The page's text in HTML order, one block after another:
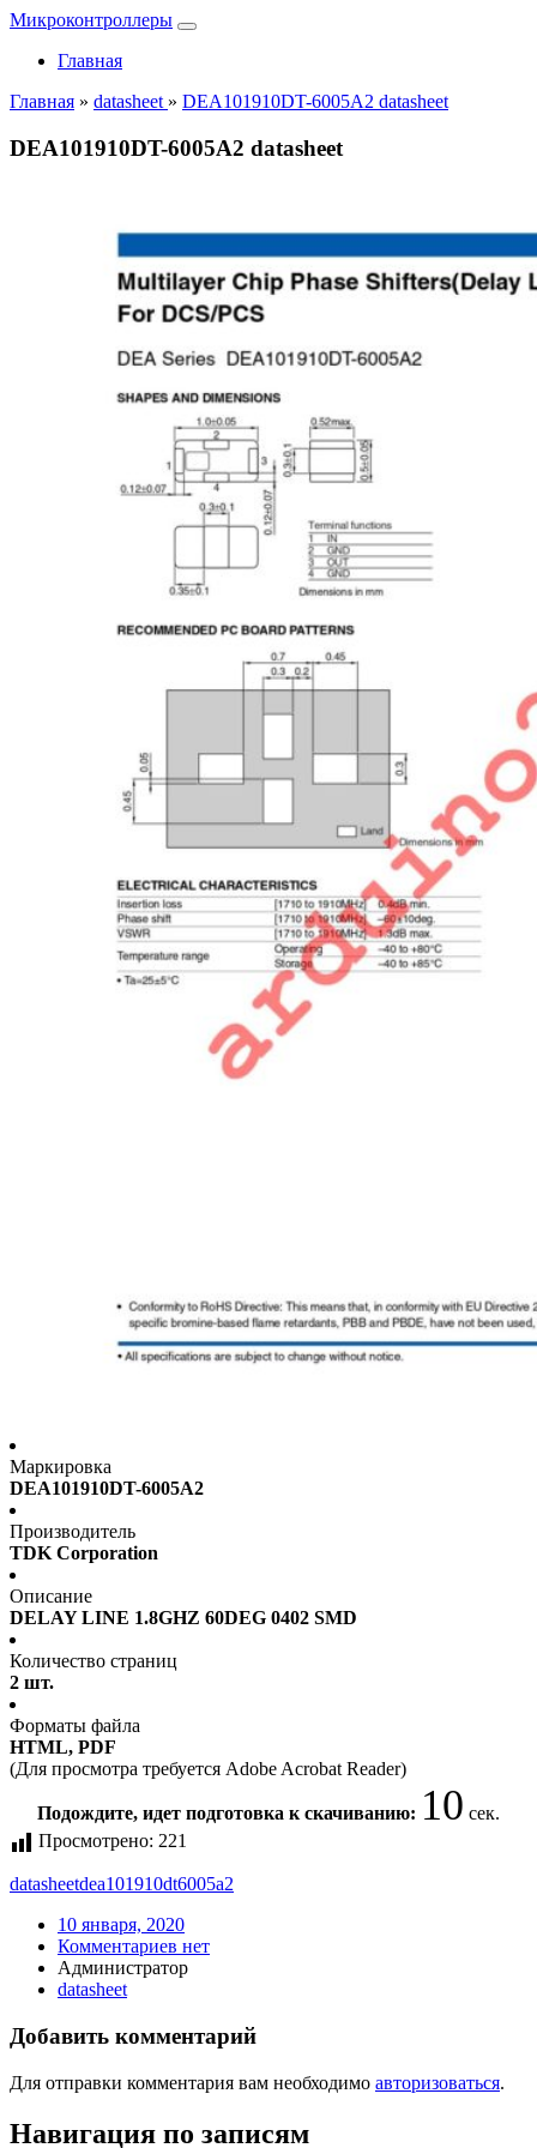
Микроконтроллеры
Главная
Главная » datasheet » DEA101910DT-6005A2 datasheet
DEA101910DT-6005A2 datasheet
Маркировка
DEA101910DT-6005A2
Производитель
TDK Corporation
Описание
DELAY LINE 1.8GHZ 60DEG 0402 SMD
Количество страниц
2 шт.
Форматы файла
HTML, PDF
(Для просмотра требуется Adobe Acrobat Reader)
Подождите, идет подготовка к скачиванию: 10 сек.
Просмотрено: 221
datasheetdea101910dt6005a2
10 января, 2020
Комментариев нет
Администратор
datasheet
Добавить комментарий
Для отправки комментария вам необходимо авторизоваться.
Навигация по записям